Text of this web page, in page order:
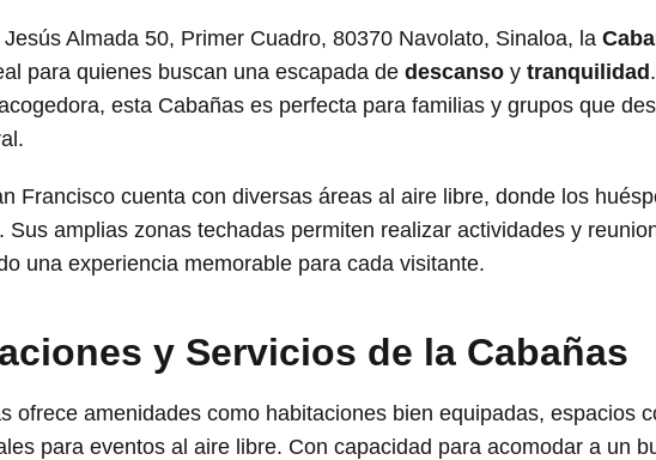
Almada 50, Primer Cuadro, 80370 Navolato, Sinaloa, la
para quienes buscan una escapada de descanso y tranquilidad
esta Cabañas es perfecta para familias y grupos que
Francisco cuenta con diversas áreas al aire libre, donde los
Sus amplias zonas techadas permiten realizar actividades y
una experiencia memorable para cada visitante.
y Servicios de la Cabañas
ofrece amenidades como habitaciones bien equipadas, espacios
para eventos al aire libre. Con capacidad para acomodar a un